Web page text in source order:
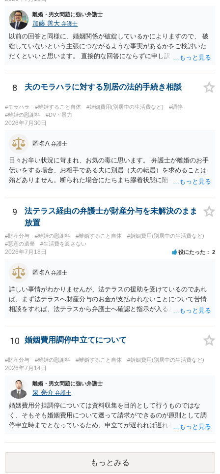
離婚・男女問題に強い弁護士
加藤 善大 弁護士
以前の回答と同様に、婚姻関係が破綻しているかによりますので、 破
綻していないという主張につながるような事実があるかをご検討いた
だくといいと思います。 直接的な回答にならずに申し訳ございません
8 夫のモラハラに対する別居の法的手続き相談
#モラハラ #離婚すること自体 #婚姻費用(別居中の生活費など)
#調停
#離婚の慰謝料
#DV・暴力
2026年7月30日
匿名A 弁護士
日々お辛い状況に苛まれ、お気の毒に思います。 弁護士が離婚のお手
伝いをする場合、お相手である夫に別居（夫の転居）を求めることは
殆どありません。断られた場合にたちまち膠着状態に陥ってしまうの
高いためです。 実務的には、ご相談者さまが転居する形で離婚協議等
を進める選択を採らざるを得ないことが圧倒的多数です。
9
法テラス経由の弁護士が財産分与を未解決のまま
放置
#財産分与 #離婚の慰謝料 #離婚すること自体
#婚姻費用(別居中の生活費など)
#悪意の遺棄
#生活費を渡さない
2026年7月18日 役にたった 2
匿名A 弁護士
詳しい事情がわかりませんが、法テラスの援助を受けているのであれ
ば、まず法テラスへ財産分与のお金が支払われないことについて苦情
相談をすれば、法テラスから弁護士へ確認と指示が入ると思います。
す。
10 婚姻費用調停申立てについて
#財産分与 #離婚の慰謝料 #離婚すること自体 #婚姻費用(別居中の生活費など)
2026年7月14日
離婚・男女問題に強い弁護士
泉 亮介 弁護士
婚姻費用分担調停については資料収集を目的として行うものではな
く、そもそも婚姻費用について遡って請求ができるのが原則として調
停申立時までとなっているため、申立てが遅れれば遅れるほど、遡れ
婚姻費用については調停で話がまとまらなかった場合に審判で裁判所
の判断が出るため、終局的な解決が見込めます。 弁護士に一度相談さ
もっとみる